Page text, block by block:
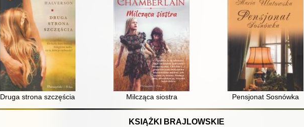
Druga strona szczęścia Milcząca siostra Pensjonat Sosnówka
KSIĄŻKI BRAJLOWSKIE